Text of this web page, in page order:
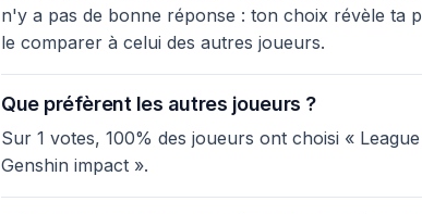
n'y a pas de bonne réponse : ton choix révèle ta
le comparer à celui des autres joueurs.
Que préfèrent les autres joueurs ?
Sur 1 votes, 100% des joueurs ont choisi «
Genshin impact ».